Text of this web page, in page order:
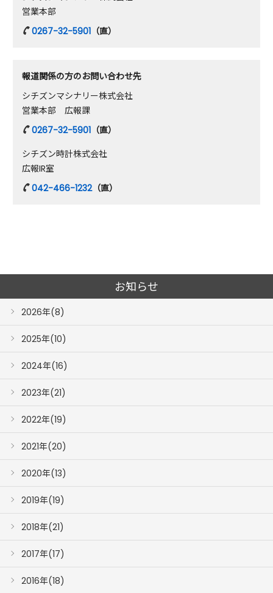
営業本部
0267-32-5901 （直）
報道関係の方のお問い合わせ先
シチズンマシナリー株式会社
営業本部 広報課
0267-32-5901 （直）
シチズン時計株式会社
広報IR室
042-466-1232（直）
お知らせ
2026年(8)
2025年(10)
2024年(16)
2023年(21)
2022年(19)
2021年(20)
2020年(13)
2019年(19)
2018年(21)
2017年(17)
2016年(18)